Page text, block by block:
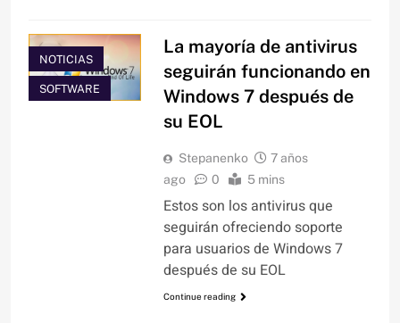
NOTICIAS
SOFTWARE
La mayoría de antivirus
seguirán funcionando en
Windows 7 después de
su EOL
Stepanenko
7 años
ago
0 5 mins
Estos son los antivirus que
seguirán ofreciendo soporte
para usuarios de Windows 7
después de su EOL
Continue reading